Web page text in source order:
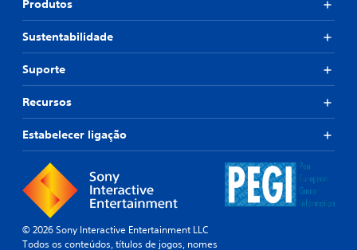
Produtos
Sustentabilidade
Suporte
Recursos
Estabelecer ligação
© 2026 Sony Interactive Entertainment LLC
Todos os conteúdos, títulos de jogos, nomes